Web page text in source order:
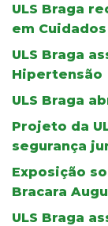
ULS Braga
em
ULS Braga
Hipertensão
ULS Braga
Projeto da
segurança
Exposição
Bracara
ULS Braga